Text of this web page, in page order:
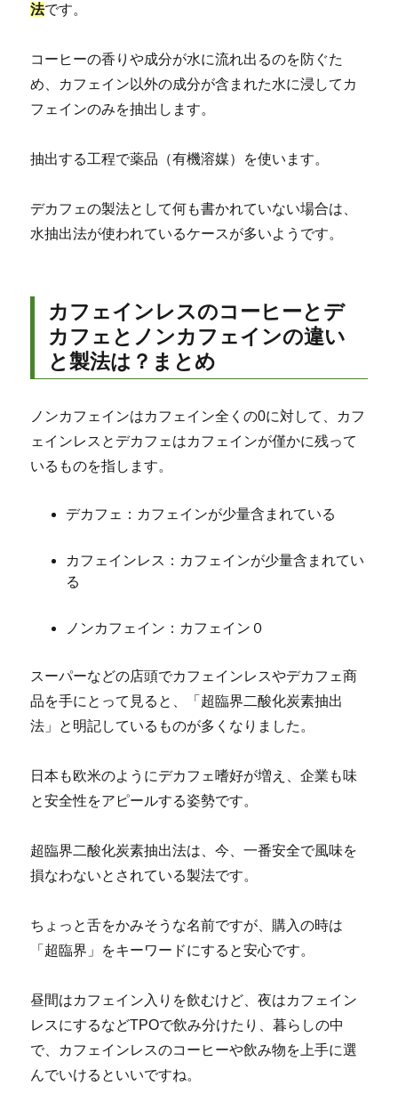
法です。
コーヒーの香りや成分が水に流れ出るのを防ぐた
め、カフェイン以外の成分が含まれた水に浸してカ
フェインのみを抽出します。
抽出する工程で薬品（有機溶媒）を使います。
デカフェの製法として何も書かれていない場合は、
水抽出法が使われているケースが多いようです。
カフェインレスのコーヒーとデ
カフェとノンカフェインの違い
と製法は？まとめ
ノンカフェインはカフェイン全くの0に対して、カフ
ェインレスとデカフェはカフェインが僅かに残って
いるものを指します。
デカフェ：カフェインが少量含まれている
カフェインレス：カフェインが少量含まれてい
る
ノンカフェイン：カフェイン０
スーパーなどの店頭でカフェインレスやデカフェ商
品を手にとって見ると、「超臨界二酸化炭素抽出
法」と明記しているものが多くなりました。
日本も欧米のようにデカフェ嗜好が増え、企業も味
と安全性をアピールする姿勢です。
超臨界二酸化炭素抽出法は、今、一番安全で風味を
損なわないとされている製法です。
ちょっと舌をかみそうな名前ですが、購入の時は
「超臨界」をキーワードにすると安心です。
昼間はカフェイン入りを飲むけど、夜はカフェイン
レスにするなどTPOで飲み分けたり、暮らしの中
で、カフェインレスのコーヒーや飲み物を上手に選
んでいけるといいですね。